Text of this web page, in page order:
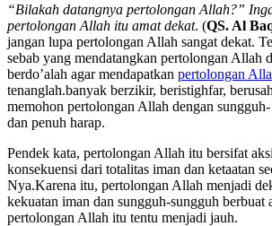
“Bilakah datangnya pertolongan Allah?”
pertolongan Allah itu amat dekat. (QS. Al
jangan lupa pertolongan Allah sangat dekat.
sebab yang mendatangkan pertolongan Allah
berdo’alah agar mendapatkan pertolongan
tenanglah.banyak berzikir, beristighfar,
memohon pertolongan Allah dengan
dan penuh harap.
Pendek kata, pertolongan Allah itu bersifat
konsekuensi dari totalitas iman dan ketaatan
Nya.Karena itu, pertolongan Allah menjadi
kekuatan iman dan sungguh-sungguh berbuat
pertolongan Allah itu tentu menjadi jauh.